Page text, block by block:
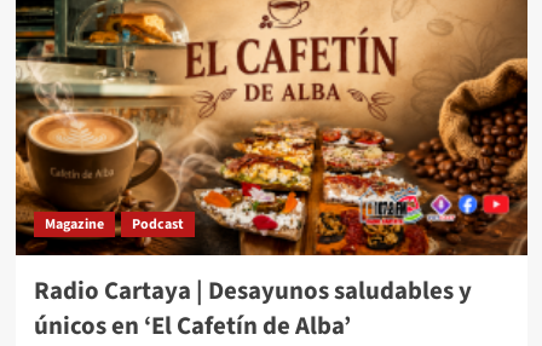
Magazine Podcast
Radio Cartaya | Desayunos saludables y
únicos en ‘El Cafetín de Alba’